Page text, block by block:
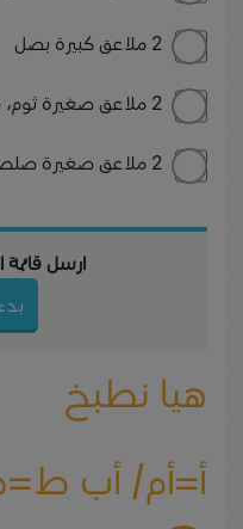
2 ملاعق كبيرة بصل
2 ملاعق صغيرة ثوم، مقطعاً ناعماً
2 ملاعق صغيرة صلصة الطماطم
ارسل
هيا نطبخ
أ=أم/ أب